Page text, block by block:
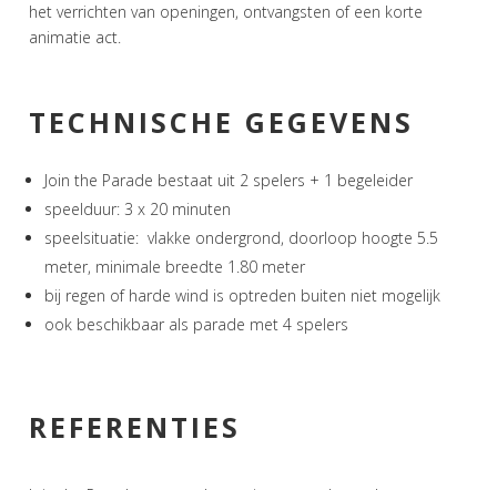
het verrichten van openingen, ontvangsten of een korte
animatie act.
TECHNISCHE GEGEVENS
Join the Parade bestaat uit 2 spelers + 1 begeleider
speelduur: 3 x 20 minuten
speelsituatie: vlakke ondergrond, doorloop hoogte 5.5
meter, minimale breedte 1.80 meter
bij regen of harde wind is optreden buiten niet mogelijk
ook beschikbaar als parade met 4 spelers
REFERENTIES